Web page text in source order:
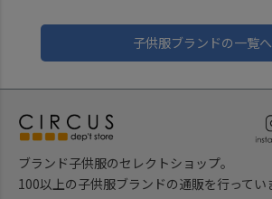
子供服ブランドの一覧へ
ブランド子供服のセレクトショップ。
100以上の子供服ブランドの通販を行ってい